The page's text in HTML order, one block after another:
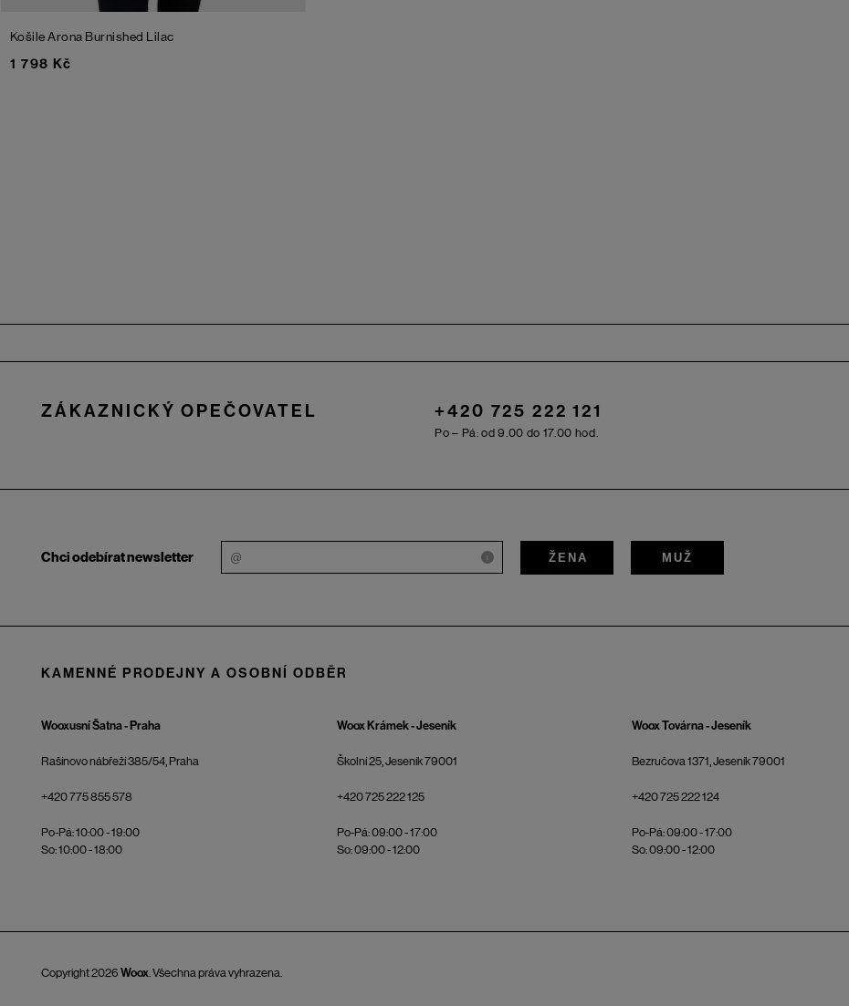
Košile Arona Burnished Lilac
1 798 Kč
ZÁKAZNICKÝ OPEČOVATEL +420 725 222 121
Po – Pá: od 9.00 do 17.00 hod.
Chci odebírat newsletter i ŽENA MUŽ
KAMENNÉ PRODEJNY A OSOBNÍ ODBĚR
Wooxusní Šatna - Praha
Rašínovo nábřeží 385/54, Praha
+420 775 855 578
Po-Pá: 10:00 - 19:00
So: 10:00 - 18:00
Woox Krámek - Jeseník
Školní 25, Jeseník 79001
+420 725 222 125
Po-Pá: 09:00 - 17:00
So: 09:00 - 12:00
Woox Továrna - Jeseník
Bezručova 1371, Jeseník 79001
+420 725 222 124
Po-Pá: 09:00 - 17:00
So: 09:00 - 12:00
Copyright 2026 Woox. Všechna práva vyhrazena.